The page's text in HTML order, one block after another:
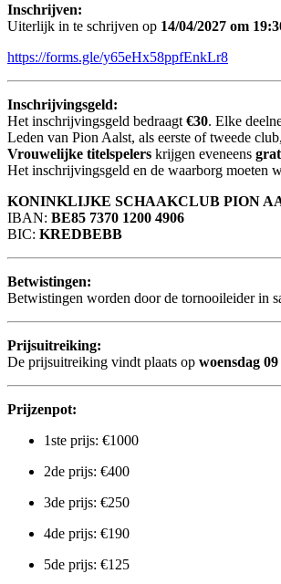
Inschrijven:
Uiterlijk in te schrijven op 14/04/2027 om
https://forms.gle/y65eHx58ppfEnkLr8
Inschrijvingsgeld:
Het inschrijvingsgeld bedraagt €30. Elke
Leden van Pion Aalst, als eerste of tweede
Vrouwelijke titelspelers krijgen eveneens
Het inschrijvingsgeld en de waarborg moeten
KONINKLIJKE SCHAAKCLUB PION
IBAN: BE85 7370 1200 4906
BIC: KREDBEBB
Betwistingen:
Betwistingen worden door de tornooileider in
Prijsuitreiking:
De prijsuitreiking vindt plaats op woensdag
Prijzenpot:
1ste prijs: €1000
2de prijs: €400
3de prijs: €250
4de prijs: €190
5de prijs: €125